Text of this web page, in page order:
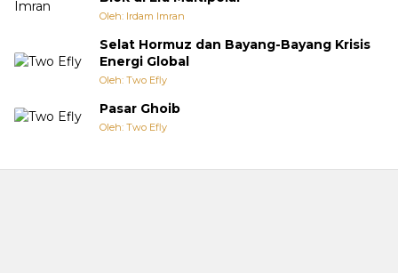
Oleh: Irdam Imran
Selat Hormuz dan Bayang-Bayang Krisis
Energi Global
Oleh: Two Efly
Pasar Ghoib
Oleh: Two Efly